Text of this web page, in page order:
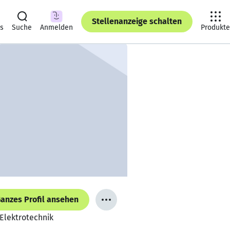
Suche Anmelden
Stellenanzeige schalten
Produkte
Profil ansehen